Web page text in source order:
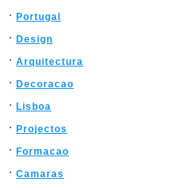
Portugal
Design
Arquitectura
Decoracao
Lisboa
Projectos
Formacao
Camaras